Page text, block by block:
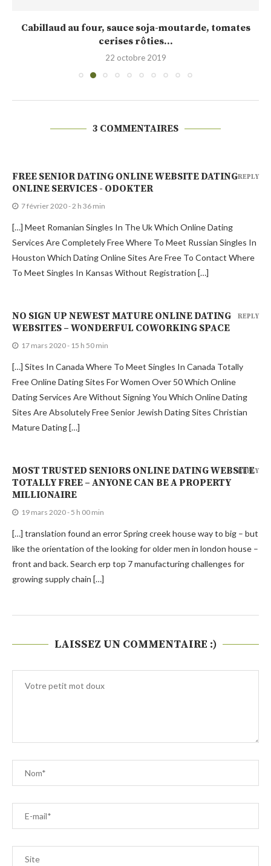
Cabillaud au four, sauce soja-moutarde, tomates
cerises rôties...
22 octobre 2019
3 COMMENTAIRES
FREE SENIOR DATING ONLINE WEBSITE DATING
ONLINE SERVICES - ODOKTER
7 février 2020 - 2 h 36 min
[…] Meet Romanian Singles In The Uk Which Online Dating
Services Are Completely Free Where To Meet Russian Singles In
Houston Which Dating Online Sites Are Free To Contact Where
To Meet Singles In Kansas Without Registration […]
REPLY
NO SIGN UP NEWEST MATURE ONLINE DATING
WEBSITES – WONDERFUL COWORKING SPACE
17 mars 2020 - 15 h 50 min
[…] Sites In Canada Where To Meet Singles In Canada Totally
Free Online Dating Sites For Women Over 50 Which Online
Dating Services Are Without Signing You Which Online Dating
Sites Are Absolutely Free Senior Jewish Dating Sites Christian
Mature Dating […]
REPLY
MOST TRUSTED SENIORS ONLINE DATING WEBSITE
TOTALLY FREE – ANYONE CAN BE A PROPERTY
MILLIONAIRE
19 mars 2020 - 5 h 00 min
[…] translation found an error Spring creek house way to big – but
like the orientation of the looking for older men in london house –
front and back. Search erp top 7 manufacturing challenges for
growing supply chain […]
REPLY
LAISSEZ UN COMMENTAIRE :)